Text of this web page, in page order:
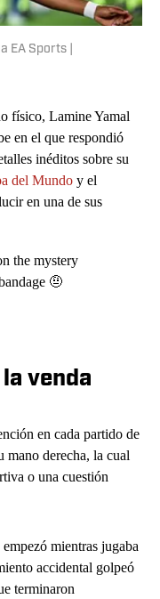
EA Sports |
físico, Lamine Yamal
en el que respondió
inéditos sobre su
del Mundo y el
en una de sus
the mystery
🤨
venda
en cada partido de
mano derecha, la cual
o una cuestión
mientras jugaba
accidental golpeó
terminaron